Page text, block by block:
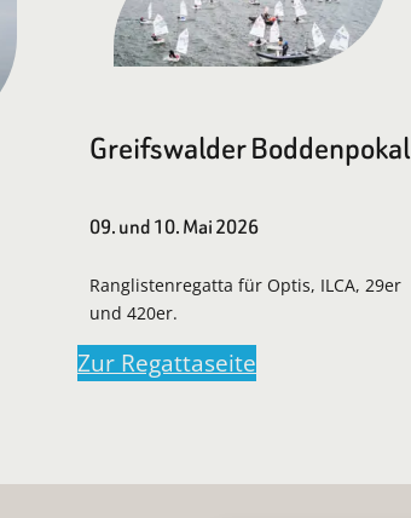
Greifswalder Boddenpokal
09. und 10. Mai 2026
Ranglistenregatta für Optis, ILCA, 29er
und 420er.
Zur Regattaseite